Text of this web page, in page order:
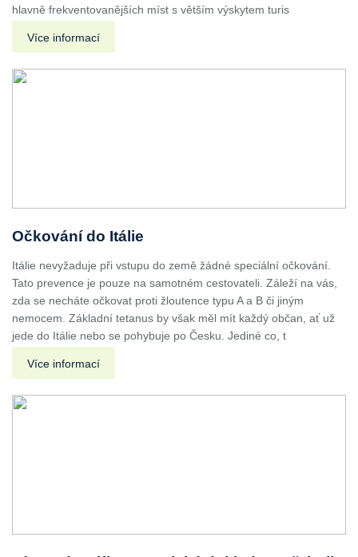
hlavně frekventovanějších míst s větším výskytem turis
Více informací
Očkování do Itálie
Itálie nevyžaduje při vstupu do země žádné speciální očkování.
Tato prevence je pouze na samotném cestovateli. Záleží na vás,
zda se necháte očkovat proti žloutence typu A a B či jiným
nemocem. Základní tetanus by však měl mít každý občan, ať už
jede do Itálie nebo se pohybuje po Česku. Jediné co, t
Více informací